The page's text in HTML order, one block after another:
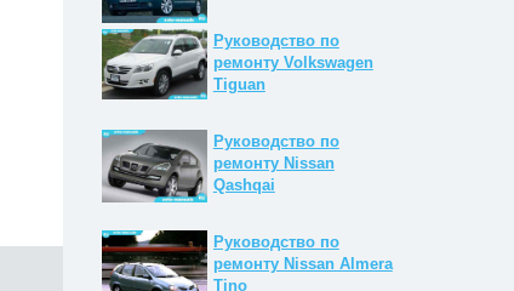
Руководство по
ремонту Volkswagen
Tiguan
Руководство по
ремонту Nissan
Qashqai
Руководство по
ремонту Nissan Almera
Tino